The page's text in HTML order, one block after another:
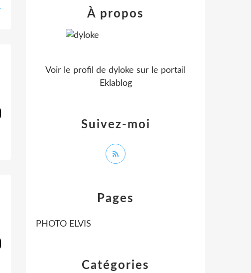
Catégories
Pages
PHOTO ELVIS
Suivez-moi
À propos
Voir le profil de dyloke sur le portail
Eklablog